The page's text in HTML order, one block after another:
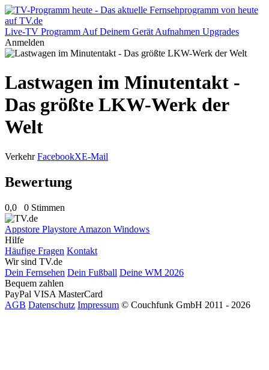
Live-TV Programm Auf Deinem Gerät Aufnahmen Upgrades
Anmelden
Lastwagen im Minutentakt -
Das größte LKW-Werk der
Welt
Verkehr FacebookXE-Mail
Bewertung
0,0 0 Stimmen
Appstore Playstore Amazon Windows
Hilfe
Häufige Fragen Kontakt
Wir sind TV.de
Dein Fernsehen Dein Fußball Deine WM 2026
Bequem zahlen
PayPal VISA MasterCard
AGB Datenschutz Impressum © Couchfunk GmbH 2011 - 2026